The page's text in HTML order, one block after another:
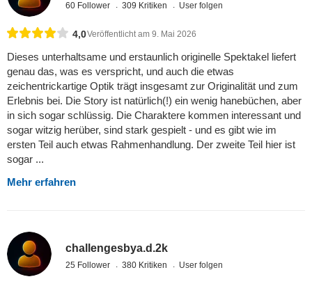
60 Follower 309 Kritiken User folgen
4,0Veröffentlicht am 9. Mai 2026
Dieses unterhaltsame und erstaunlich originelle Spektakel liefert
genau das, was es verspricht, und auch die etwas
zeichentrickartige Optik trägt insgesamt zur Originalität und zum
Erlebnis bei. Die Story ist natürlich(!) ein wenig hanebüchen, aber
in sich sogar schlüssig. Die Charaktere kommen interessant und
sogar witzig herüber, sind stark gespielt - und es gibt wie im
ersten Teil auch etwas Rahmenhandlung. Der zweite Teil hier ist
sogar ...
Mehr erfahren
challengesbya.d.2k
25 Follower 380 Kritiken User folgen